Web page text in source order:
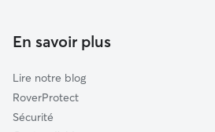
Auchy-lès-Hesdin
Auchel
Auxi-le-Château
Garderie pour chien à Fruges
En savoir plus
Lire notre blog
RoverProtect
Sécurité